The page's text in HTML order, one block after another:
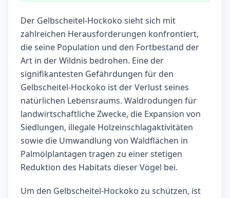
Der Gelbscheitel-Hockoko sieht sich mit
zahlreichen Herausforderungen konfrontiert,
die seine Population und den Fortbestand der
Art in der Wildnis bedrohen. Eine der
signifikantesten Gefährdungen für den
Gelbscheitel-Hockoko ist der Verlust seines
natürlichen Lebensraums. Waldrodungen für
landwirtschaftliche Zwecke, die Expansion von
Siedlungen, illegale Holzeinschlagaktivitäten
sowie die Umwandlung von Waldflächen in
Palmölplantagen tragen zu einer stetigen
Reduktion des Habitats dieser Vögel bei.
Um den Gelbscheitel-Hockoko zu schützen, ist